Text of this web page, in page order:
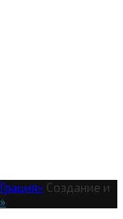
Создание и